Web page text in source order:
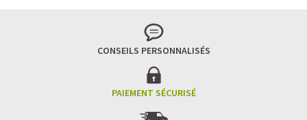
CONSEILS PERSONNALISÉS
PAIEMENT SÉCURISÉ